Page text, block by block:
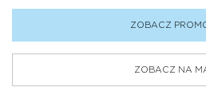
ZOBACZ
ZOBACZ NA